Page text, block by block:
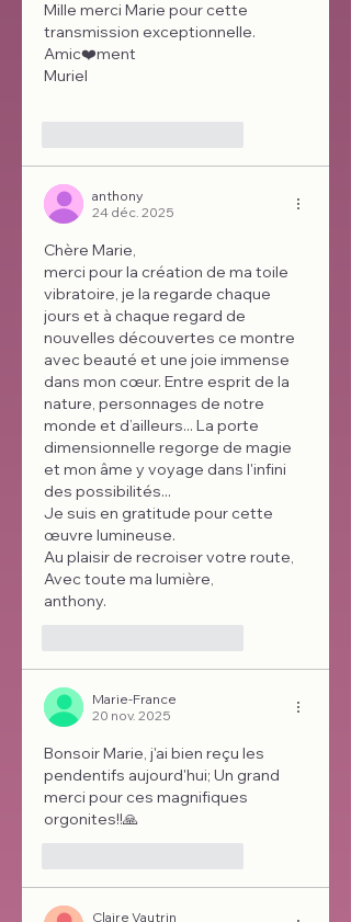
Mille merci Marie pour cette
transmission exceptionnelle.
Amic❤️ment
Muriel
anthony
24 déc. 2025
Chère Marie,
merci pour la création de ma toile
vibratoire, je la regarde chaque
jours et à chaque regard de
nouvelles découvertes ce montre
avec beauté et une joie immense
dans mon cœur. Entre esprit de la
nature, personnages de notre
monde et d’ailleurs... La porte
dimensionnelle regorge de magie
et mon âme y voyage dans l'infini
des possibilités...
Je suis en gratitude pour cette
œuvre lumineuse.
Au plaisir de recroiser votre route,
Avec toute ma lumière,
anthony.
Marie-France
20 nov. 2025
Bonsoir Marie, j'ai bien reçu les
pendentifs aujourd'hui; Un grand
merci pour ces magnifiques
orgonites!!🙏
Claire Vautrin